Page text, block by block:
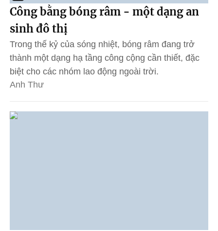
Công bằng bóng râm - một dạng an
sinh đô thị
Trong thế kỷ của sóng nhiệt, bóng râm đang trở
thành một dạng hạ tầng công cộng cần thiết, đặc
biệt cho các nhóm lao động ngoài trời.
Anh Thư